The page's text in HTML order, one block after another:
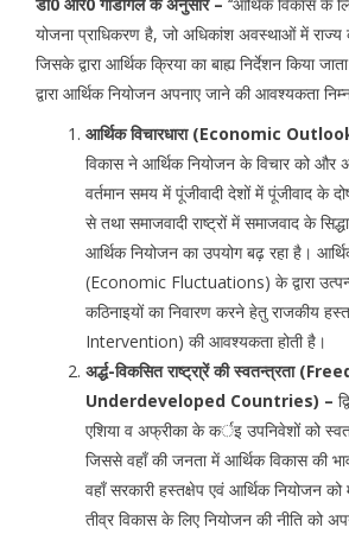
डी0 आर0 गाडगिल के अनुसार – ‘‘आर्थिक विकास के
योजना प्राधिकरण है, जो अधिकांश अवस्थाओं में राज्य
जिसके द्वारा आर्थिक क्रिया का बाह्य निर्देशन किया
द्वारा आर्थिक नियोजन अपनाए जाने की आवश्यकता
आर्थिक विचारधारा (Economic
विकास ने आर्थिक नियोजन के विचार को और
वर्तमान समय में पूंजीवादी देशों में पूंजीवाद के
से तथा समाजवादी राष्ट्रों में समाजवाद के
आर्थिक नियोजन का उपयोग बढ़ रहा है।
(Economic Fluctuations) के द्वारा
कठिनाइयों का निवारण करने हेतु राजकीय
Intervention) की आवश्यकता होती है।
अर्द्ध-विकसित राष्ट्रा्रें की स्वतन्त्रता
Underdeveloped Countries) –
एशिया व अफ्रीका के कर्इ उपनिवेशों को
जिससे वहाँ की जनता में आर्थिक विकास की
वहाँ सरकारी हस्तक्षेप एवं आर्थिक नियोजन
तीव्र विकास के लिए नियोजन की नीति को